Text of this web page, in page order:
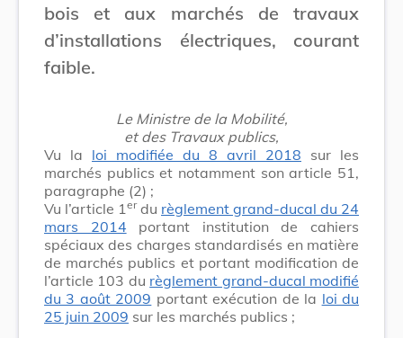
bois et aux marchés de travaux
d’installations électriques, courant
faible.
Le Ministre de la Mobilité,
et des Travaux publics,
Vu la loi modifiée du 8 avril 2018 sur les
marchés publics et notamment son article 51,
paragraphe (2) ;
Vu l’article 1 erdu règlement grand-ducal du 24
mars 2014 portant institution de cahiers
spéciaux des charges standardisés en matière
de marchés publics et portant modification de
l’article 103 du règlement grand-ducal modifié
du 3 août 2009 portant exécution de la loi du
25 juin 2009 sur les marchés publics ;